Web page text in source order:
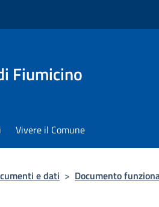
Fiumicino
Vivere il Comune
e dati > Documento